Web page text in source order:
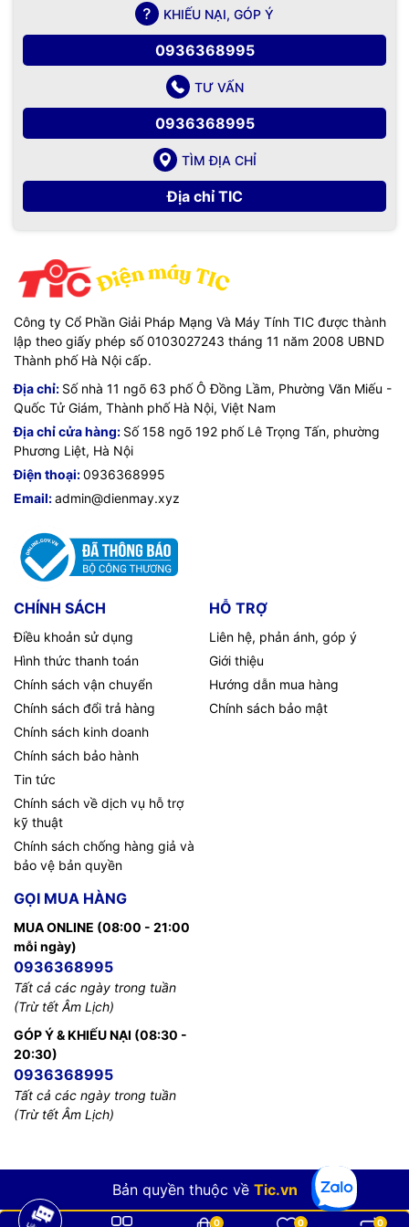
KHIẾU NẠI, GÓP Ý
0936368995
TƯ VẤN
0936368995
TÌM ĐỊA CHỈ
Địa chỉ TIC
Công ty Cổ Phần Giải Pháp Mạng Và Máy Tính TIC được thành
lập theo giấy phép số 0103027243 tháng 11 năm 2008 UBND
Thành phố Hà Nội cấp.
Địa chỉ: Số nhà 11 ngõ 63 phố Ô Đồng Lầm, Phường Văn Miếu -
Quốc Tử Giám, Thành phố Hà Nội, Việt Nam
Địa chỉ cửa hàng: Số 158 ngõ 192 phố Lê Trọng Tấn, phường
Phương Liệt, Hà Nội
Điện thoại:0936368995
Email:admin@dienmay.xyz
CHÍNH SÁCH
Điều khoản sử dụng
Hình thức thanh toán
Chính sách vận chuyển
Chính sách đổi trả hàng
Chính sách kinh doanh
Chính sách bảo hành
Tin tức
Chính sách về dịch vụ hỗ trợ
kỹ thuật
Chính sách chống hàng giả và
bảo vệ bản quyền
HỖ TRỢ
Liên hệ, phản ánh, góp ý
Giới thiệu
Hướng dẫn mua hàng
Chính sách bảo mật
GỌI MUA HÀNG
MUA ONLINE (08:00 - 21:00
mỗi ngày)
0936368995
Tất cả các ngày trong tuần
(Trừ tết Âm Lịch)
GÓP Ý & KHIẾU NẠI (08:30 -
20:30)
0936368995
Tất cả các ngày trong tuần
(Trừ tết Âm Lịch)
Bản quyền thuộc về Tic.vn
0 0 0